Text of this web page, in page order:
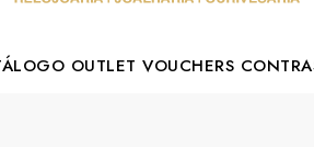
OUTLET VOUCHERS